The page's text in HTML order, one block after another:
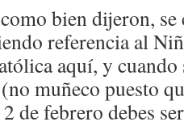
bien dijeron,
referencia al
aquí, y
muñeco puesto
de febrero debes